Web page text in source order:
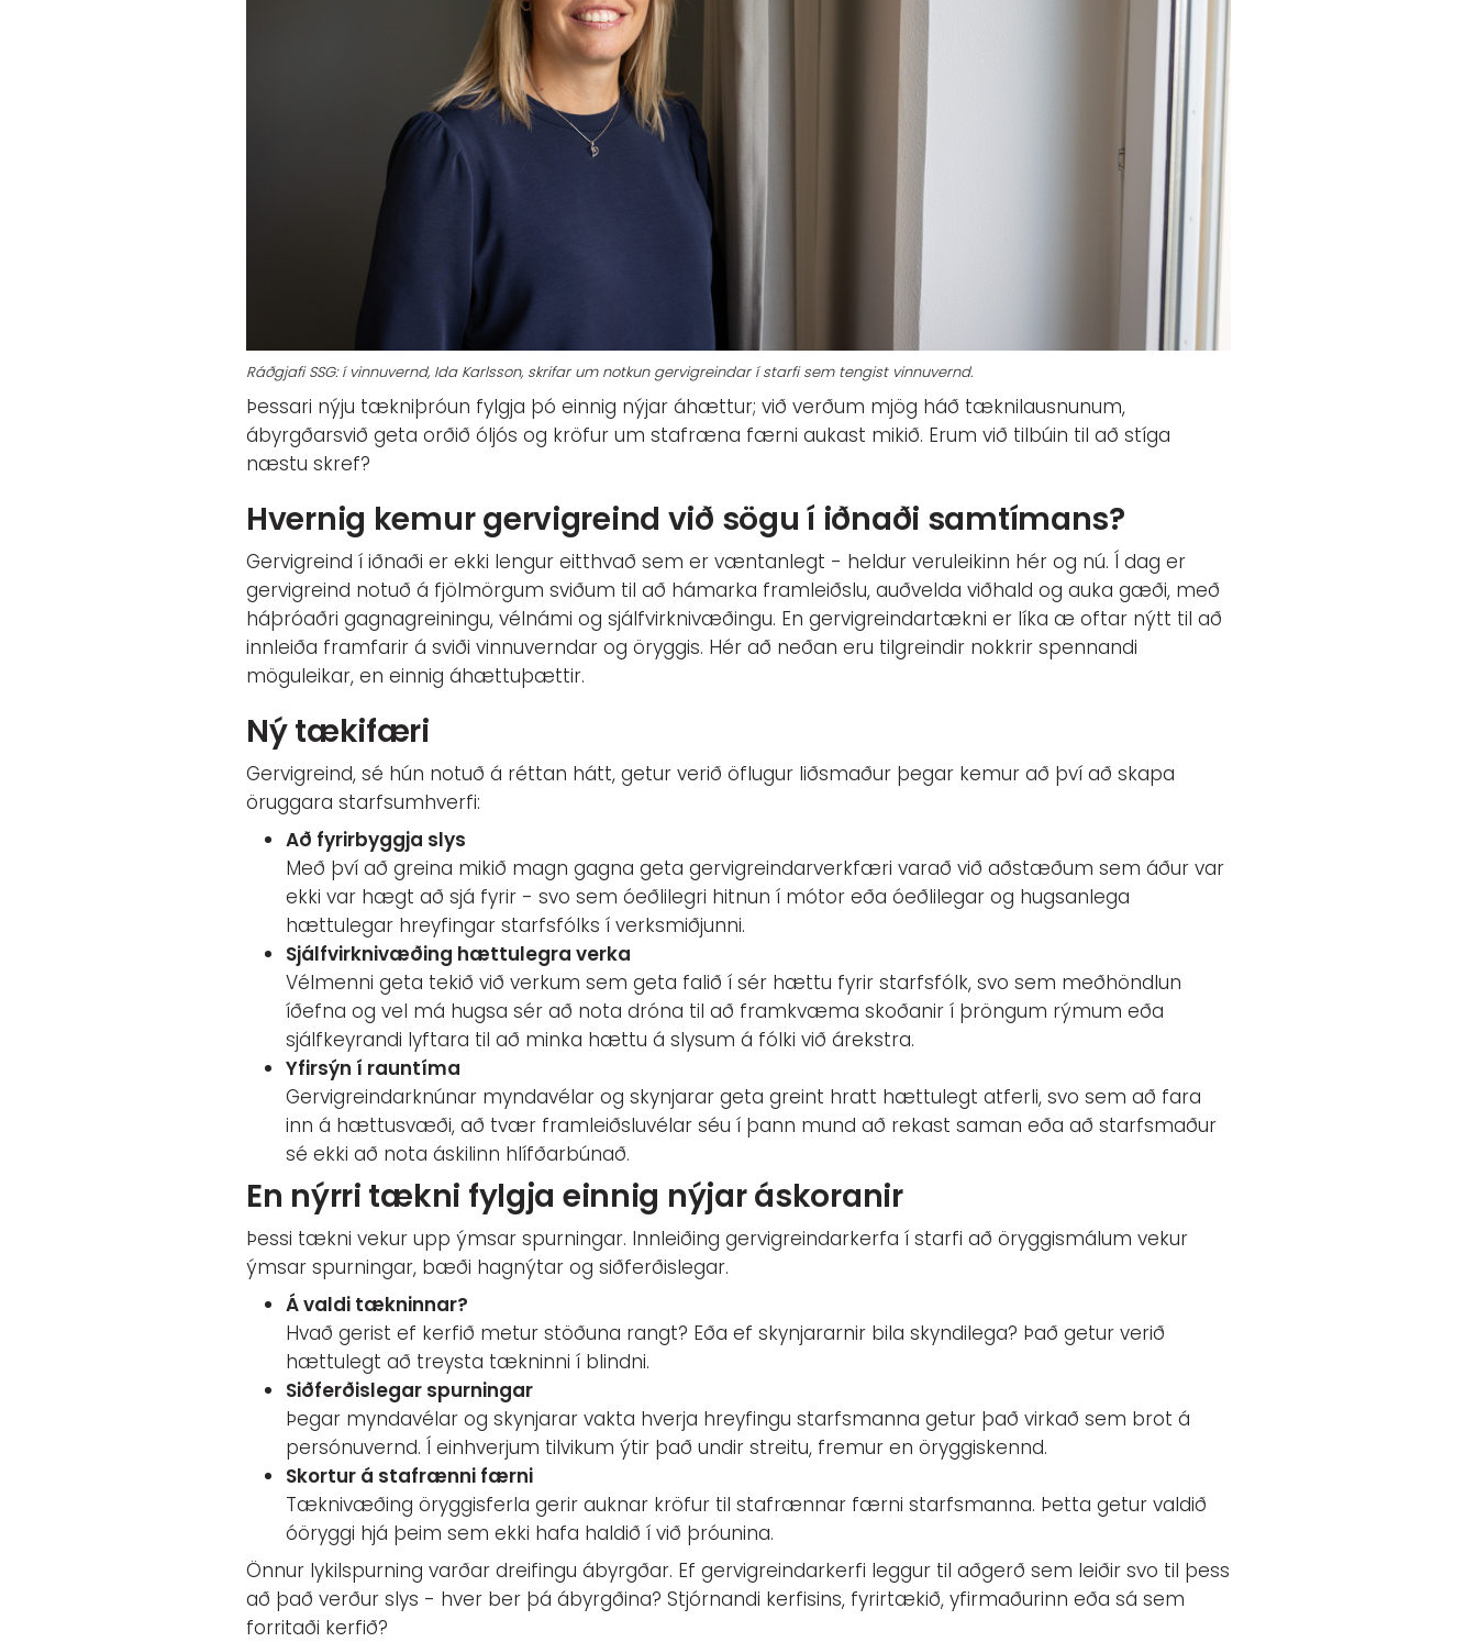
Ráðgjafi SSG: í vinnuvernd, Ida Karlsson, skrifar um notkun gervigreindar í starfi sem tengist vinnuvernd.
Þessari nýju tækniþróun fylgja þó einnig nýjar áhættur; við verðum mjög háð tæknilausnunum,
ábyrgðarsvið geta orðið óljós og kröfur um stafræna færni aukast mikið. Erum við tilbúin til að stíga
næstu skref?
Hvernig kemur gervigreind við sögu í iðnaði samtímans?
Gervigreind í iðnaði er ekki lengur eitthvað sem er væntanlegt - heldur veruleikinn hér og nú. Í dag er
gervigreind notuð á fjölmörgum sviðum til að hámarka framleiðslu, auðvelda viðhald og auka gæði, með
háþróaðri gagnagreiningu, vélnámi og sjálfvirknivæðingu. En gervigreindartækni er líka æ oftar nýtt til að
innleiða framfarir á sviði vinnuverndar og öryggis. Hér að neðan eru tilgreindir nokkrir spennandi
möguleikar, en einnig áhættuþættir.
Ný tækifæri
Gervigreind, sé hún notuð á réttan hátt, getur verið öflugur liðsmaður þegar kemur að því að skapa
öruggara starfsumhverfi:
Að fyrirbyggja slys
Með því að greina mikið magn gagna geta gervigreindarverkfæri varað við aðstæðum sem áður var
ekki var hægt að sjá fyrir - svo sem óeðlilegri hitnun í mótor eða óeðlilegar og hugsanlega
hættulegar hreyfingar starfsfólks í verksmiðjunni.
Sjálfvirknivæðing hættulegra verka
Vélmenni geta tekið við verkum sem geta falið í sér hættu fyrir starfsfólk, svo sem meðhöndlun
íðefna og vel má hugsa sér að nota dróna til að framkvæma skoðanir í þröngum rýmum eða
sjálfkeyrandi lyftara til að minka hættu á slysum á fólki við árekstra.
Yfirsýn í rauntíma
Gervigreindarknúnar myndavélar og skynjarar geta greint hratt hættulegt atferli, svo sem að fara
inn á hættusvæði, að tvær framleiðsluvélar séu í þann mund að rekast saman eða að starfsmaður
sé ekki að nota áskilinn hlífðarbúnað.
En nýrri tækni fylgja einnig nýjar áskoranir
Þessi tækni vekur upp ýmsar spurningar. Innleiðing gervigreindarkerfa í starfi að öryggismálum vekur
ýmsar spurningar, bæði hagnýtar og siðferðislegar.
Á valdi tækninnar?
Hvað gerist ef kerfið metur stöðuna rangt? Eða ef skynjararnir bila skyndilega? Það getur verið
hættulegt að treysta tækninni í blindni.
Siðferðislegar spurningar
Þegar myndavélar og skynjarar vakta hverja hreyfingu starfsmanna getur það virkað sem brot á
persónuvernd. Í einhverjum tilvikum ýtir það undir streitu, fremur en öryggiskennd.
Skortur á stafrænni færni
Tæknivæðing öryggisferla gerir auknar kröfur til stafrænnar færni starfsmanna. Þetta getur valdið
óöryggi hjá þeim sem ekki hafa haldið í við þróunina.
Önnur lykilspurning varðar dreifingu ábyrgðar. Ef gervigreindarkerfi leggur til aðgerð sem leiðir svo til þess
að það verður slys - hver ber þá ábyrgðina? Stjórnandi kerfisins, fyrirtækið, yfirmaðurinn eða sá sem
forritaði kerfið?